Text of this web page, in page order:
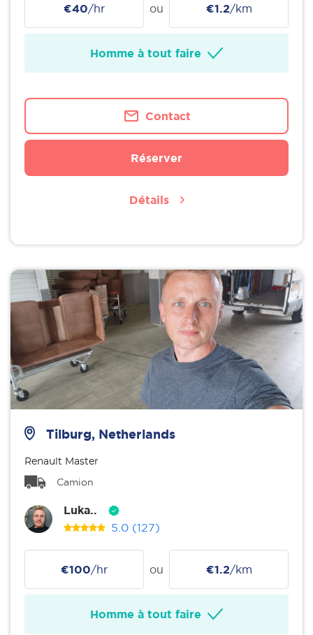
€40/hr ou €1.2/km
Homme à tout faire
Contact
Réserver
Détails
Tilburg, Netherlands
Renault Master
Camion
Luka..
5.0 (127)
€100/hr ou €1.2/km
Homme à tout faire